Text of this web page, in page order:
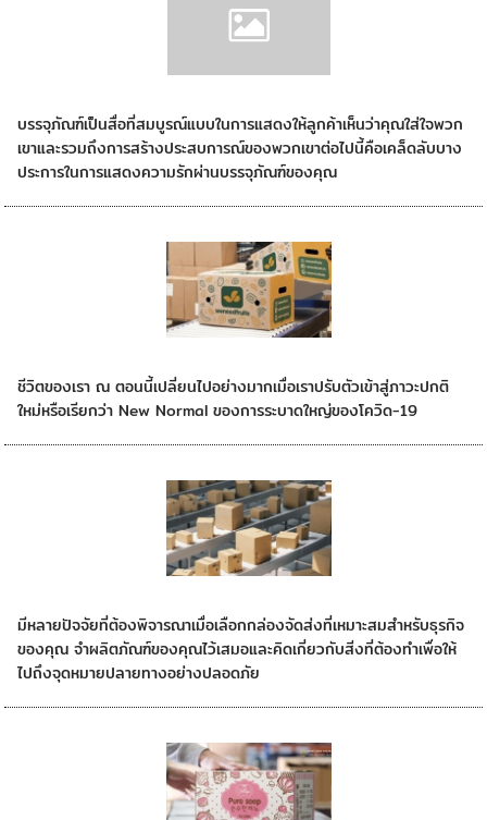
บรรจุภัณฑ์เป็นสื่อที่สมบูรณ์แบบในการแสดงให้ลูกค้าเห็นว่าคุณใส่ใจพวก
เขาและรวมถึงการสร้างประสบการณ์ของพวกเขาต่อไปนี้คือเคล็ดลับบาง
ประการในการแสดงความรักผ่านบรรจุภัณฑ์ของคุณ
ชีวิตของเรา ณ ตอนนี้เปลี่ยนไปอย่างมากเมื่อเราปรับตัวเข้าสู่ภาวะปกติ
ใหม่หรือเรียกว่า New Normal ของการระบาดใหญ่ของโควิด-19
มีหลายปัจจัยที่ต้องพิจารณาเมื่อเลือกกล่องจัดส่งที่เหมาะสมสำหรับธุรกิจ
ของคุณ จำผลิตภัณฑ์ของคุณไว้เสมอและคิดเกี่ยวกับสิ่งที่ต้องทำเพื่อให้
ไปถึงจุดหมายปลายทางอย่างปลอดภัย